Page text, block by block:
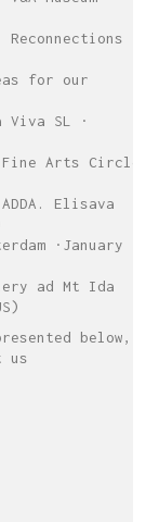
·
for our
Viva SL ·
Fine Arts Circle
Elisava
·January
ad Mt Ida
below,
us